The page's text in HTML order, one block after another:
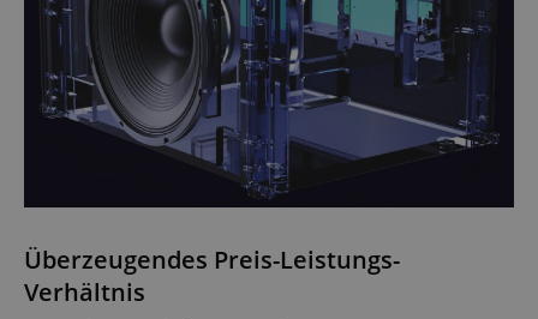
Überzeugendes Preis-Leistungs-
Verhältnis